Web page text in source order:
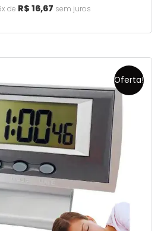
de R$ 16,67 sem juros
Oferta!